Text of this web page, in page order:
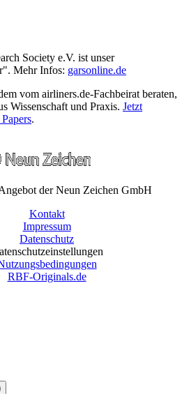
Society e.V. ist unser
Mehr Infos: garsonline.de
vom airliners.de-Fachbeirat beraten,
Wissenschaft und Praxis. Jetzt
.
der Neun Zeichen GmbH
Kontakt
Impressum
Datenschutz
RBF-Originals.de